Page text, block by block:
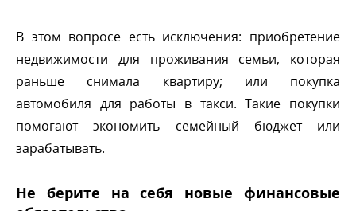
этом вопросе есть исключения: приобретение
недвижимости для проживания семьи, которая
раньше снимала квартиру; или покупка
автомобиля для работы в такси. Такие покупки
помогают экономить семейный бюджет или
зарабатывать.
Не берите на себя новые финансовые